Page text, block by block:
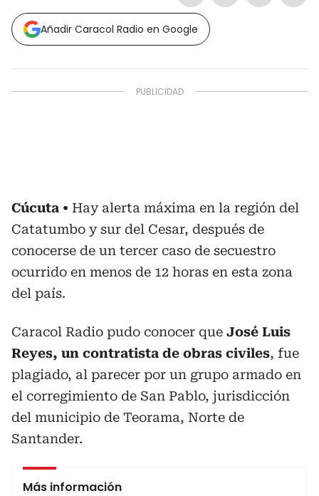
Añadir Caracol Radio en Google
Cúcuta
Hay alerta máxima en la región del
Catatumbo y sur del Cesar, después de
conocerse de un tercer caso de secuestro
ocurrido en menos de 12 horas en esta zona
del país.
Caracol Radio pudo conocer que José Luis
Reyes, un contratista de obras civiles, fue
plagiado, al parecer por un grupo armado en
el corregimiento de San Pablo, jurisdicción
del municipio de Teorama, Norte de
Santander.
Más información